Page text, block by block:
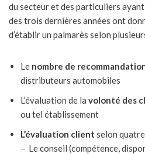
du secteur et des particuliers
des trois dernières années ont
d’établir un palmarès selon
Le nombre de
distributeurs automobiles
L’évaluation de la volonté des
ou tel établissement
L’évaluation client selon
– Le conseil (compétence,